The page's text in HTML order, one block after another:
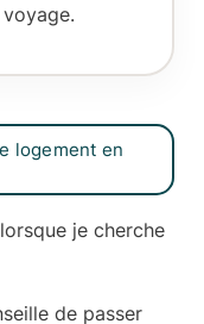
logement en
je cherche
de passer